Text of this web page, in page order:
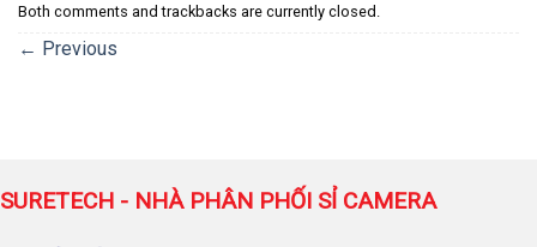
Both comments and trackbacks are currently closed.
← Previous
SURETECH - NHÀ PHÂN PHỐI SỈ CAMERA